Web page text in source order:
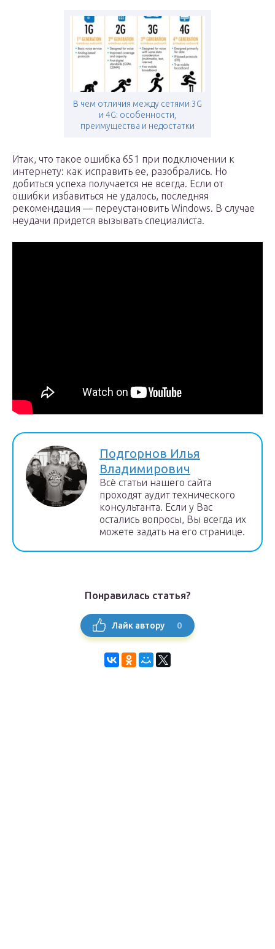
В чем отличия между сетями 3G
и 4G: особенности,
преимущества и недостатки
Итак, что такое ошибка 651 при подключении к
интернету: как исправить ее, разобрались. Но
добиться успеха получается не всегда. Если от
ошибки избавиться не удалось, последняя
рекомендация — переустановить Windows. В случае
неудачи придется вызывать специалиста.
Подгорнов Илья
Владимирович
Всё статьи нашего сайта
проходят аудит технического
консультанта. Если у Вас
остались вопросы, Вы всегда их
можете задать на его странице.
Понравилась статья?
Лайк автору 0